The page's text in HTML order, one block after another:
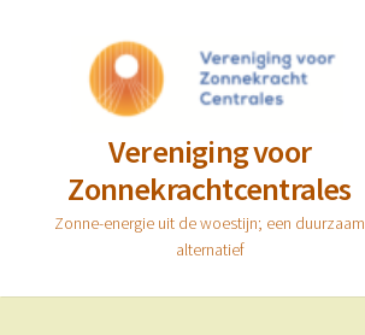
Vereniging voor
Zonnekrachtcentrales
Zonne-energie uit de woestijn; een duurzaam
alternatief